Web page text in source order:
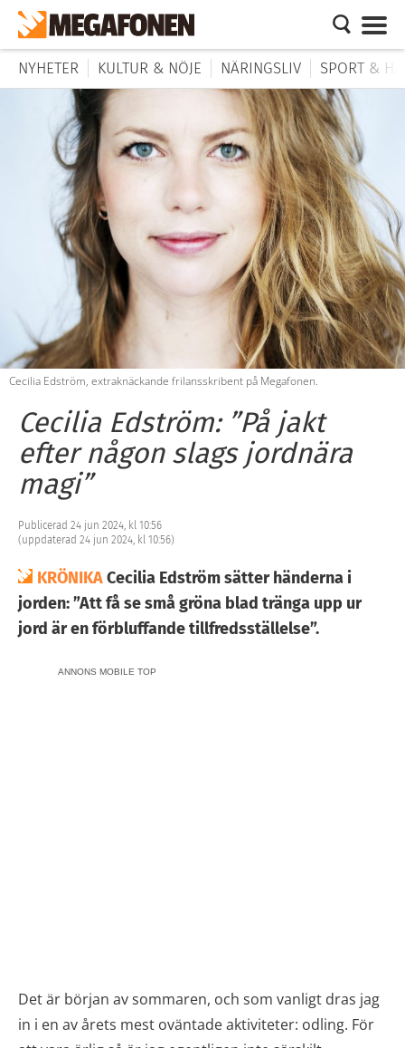
NYHETER KULTUR & NÖJE NÄRINGSLIV SPORT &
Cecilia Edström, extraknäckande frilansskribent på Megafonen.
Cecilia Edström: ”På jakt
efter någon slags jordnära
magi”
Publicerad 24 jun 2024, kl 10:56
(uppdaterad 24 jun 2024, kl 10:56)
KRÖNIKACecilia Edström sätter händerna i
jorden: ”Att få se små gröna blad tränga upp ur
jord är en förbluffande tillfredsställelse”.
ANNONS MOBILE TOP
Det är början av sommaren, och som vanligt dras jag
in i en av årets mest oväntade aktiviteter: odling. För